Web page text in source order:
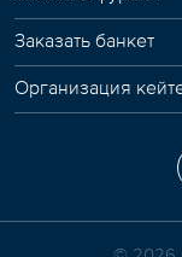
Заказать банкет
Организация